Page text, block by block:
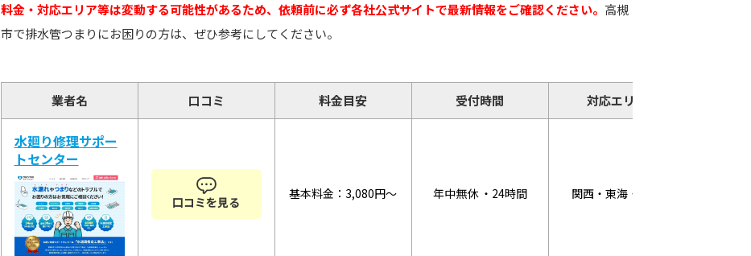
料金・対応エリア等は変動する可能性があるため、依頼前に必ず各社公式サイトで最新情報をご確認ください。 高槻
市で排水管つまりにお困りの方は、ぜひ参考にしてください。
業者名 口コミ 料金目安 受付時間 対応エリア
水廻り修理サポー
トセンター
口コミを見る
基本料金：3,080円～ 年中無休 ・24時間 関西・東海・関東